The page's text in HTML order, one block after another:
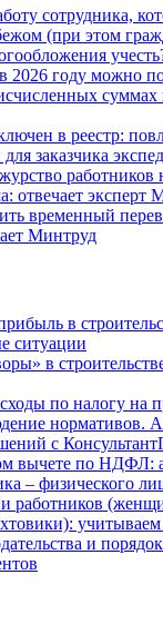
сотрудника,
(при этом
2026 году можно
суммах
в реестр:
заказчика
работников
отвечает эксперт
временный
Минтруд
в
ситуации
в
по налогу на
нормативов.
с
вычете по НДФЛ:
– физического
работников
и